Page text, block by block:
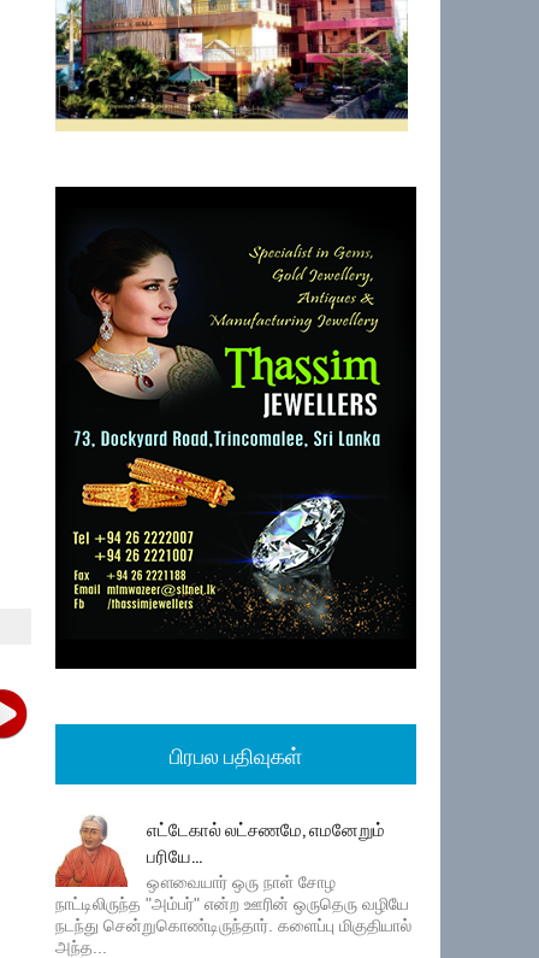
பிரபல பதிவுகள்
எட்டேகால் லட்சணமே, எமனேறும்
பரியே...
ஔவையார் ஒரு நாள் சோழ
நாட்டிலிருந்த "அம்பர்" என்ற ஊரின் ஒருதெரு வழியே
நடந்து சென்றுகொண்டிருந்தார். களைப்பு மிகுதியால்
அந்த...